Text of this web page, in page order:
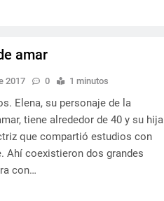
amar
2017 0 1 minutos
Elena, su personaje de la
tiene alrededor de 40 y su hija
que compartió estudios con
Ahí coexistieron dos grandes
con…